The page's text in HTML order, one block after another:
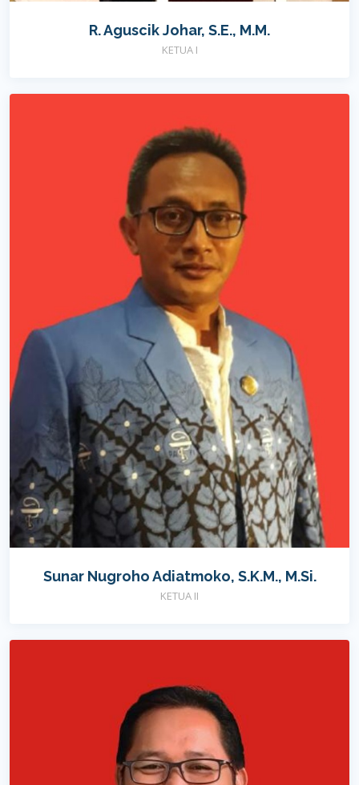
R. Aguscik Johar, S.E., M.M.
KETUA I
Sunar Nugroho Adiatmoko, S.K.M., M.Si.
KETUA II